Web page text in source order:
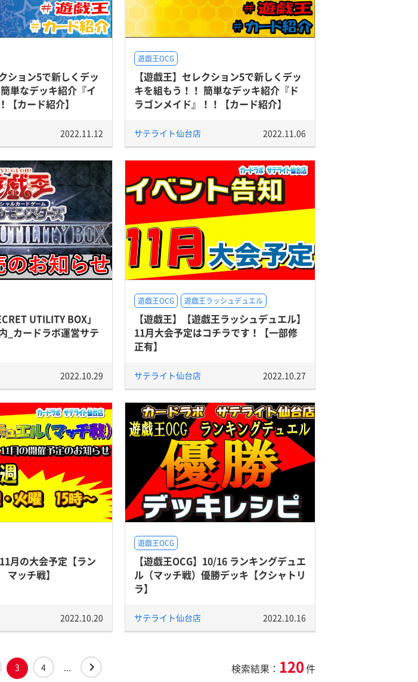
ション5で新しくデッ
単なデッキ紹介『イ
【カード紹介】
2022.11.12
遊戯王OCG
【遊戯王】セレクション5で新しくデッ
キを組もう！！ 簡単なデッキ紹介『ド
ラゴンメイド』！！【カード紹介】
サテライト仙台店 2022.11.06
UTILITY BOX」
_カードラボ運営サテ
2022.10.29
遊戯王OCG 遊戯王ラッシュデュエル
【遊戯王】【遊戯王ラッシュデュエル】
11月大会予定はコチラです！【一部修
正有】
サテライト仙台店 2022.10.27
月の大会予定【ラン
ッチ戦】
2022.10.20
遊戯王OCG
【遊戯王OCG】10/16 ランキングデュエ
ル（マッチ戦）優勝デッキ【クシャトリ
ラ】
サテライト仙台店 2022.10.16
3 4 ... 検索結果： 120件